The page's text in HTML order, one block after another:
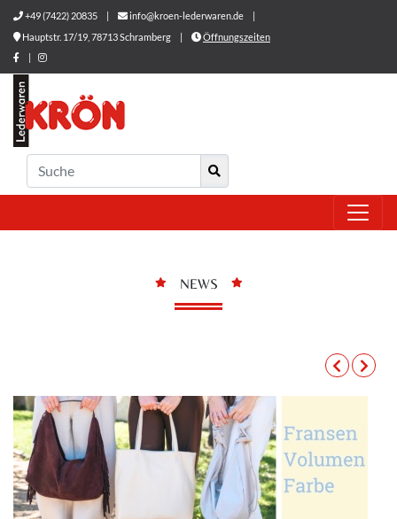
+49 (7422) 20835 | info@kroen-lederwaren.de
|
Hauptstr. 17/19, 78713 Schramberg
|
Öffnungszeiten
|
NEWS